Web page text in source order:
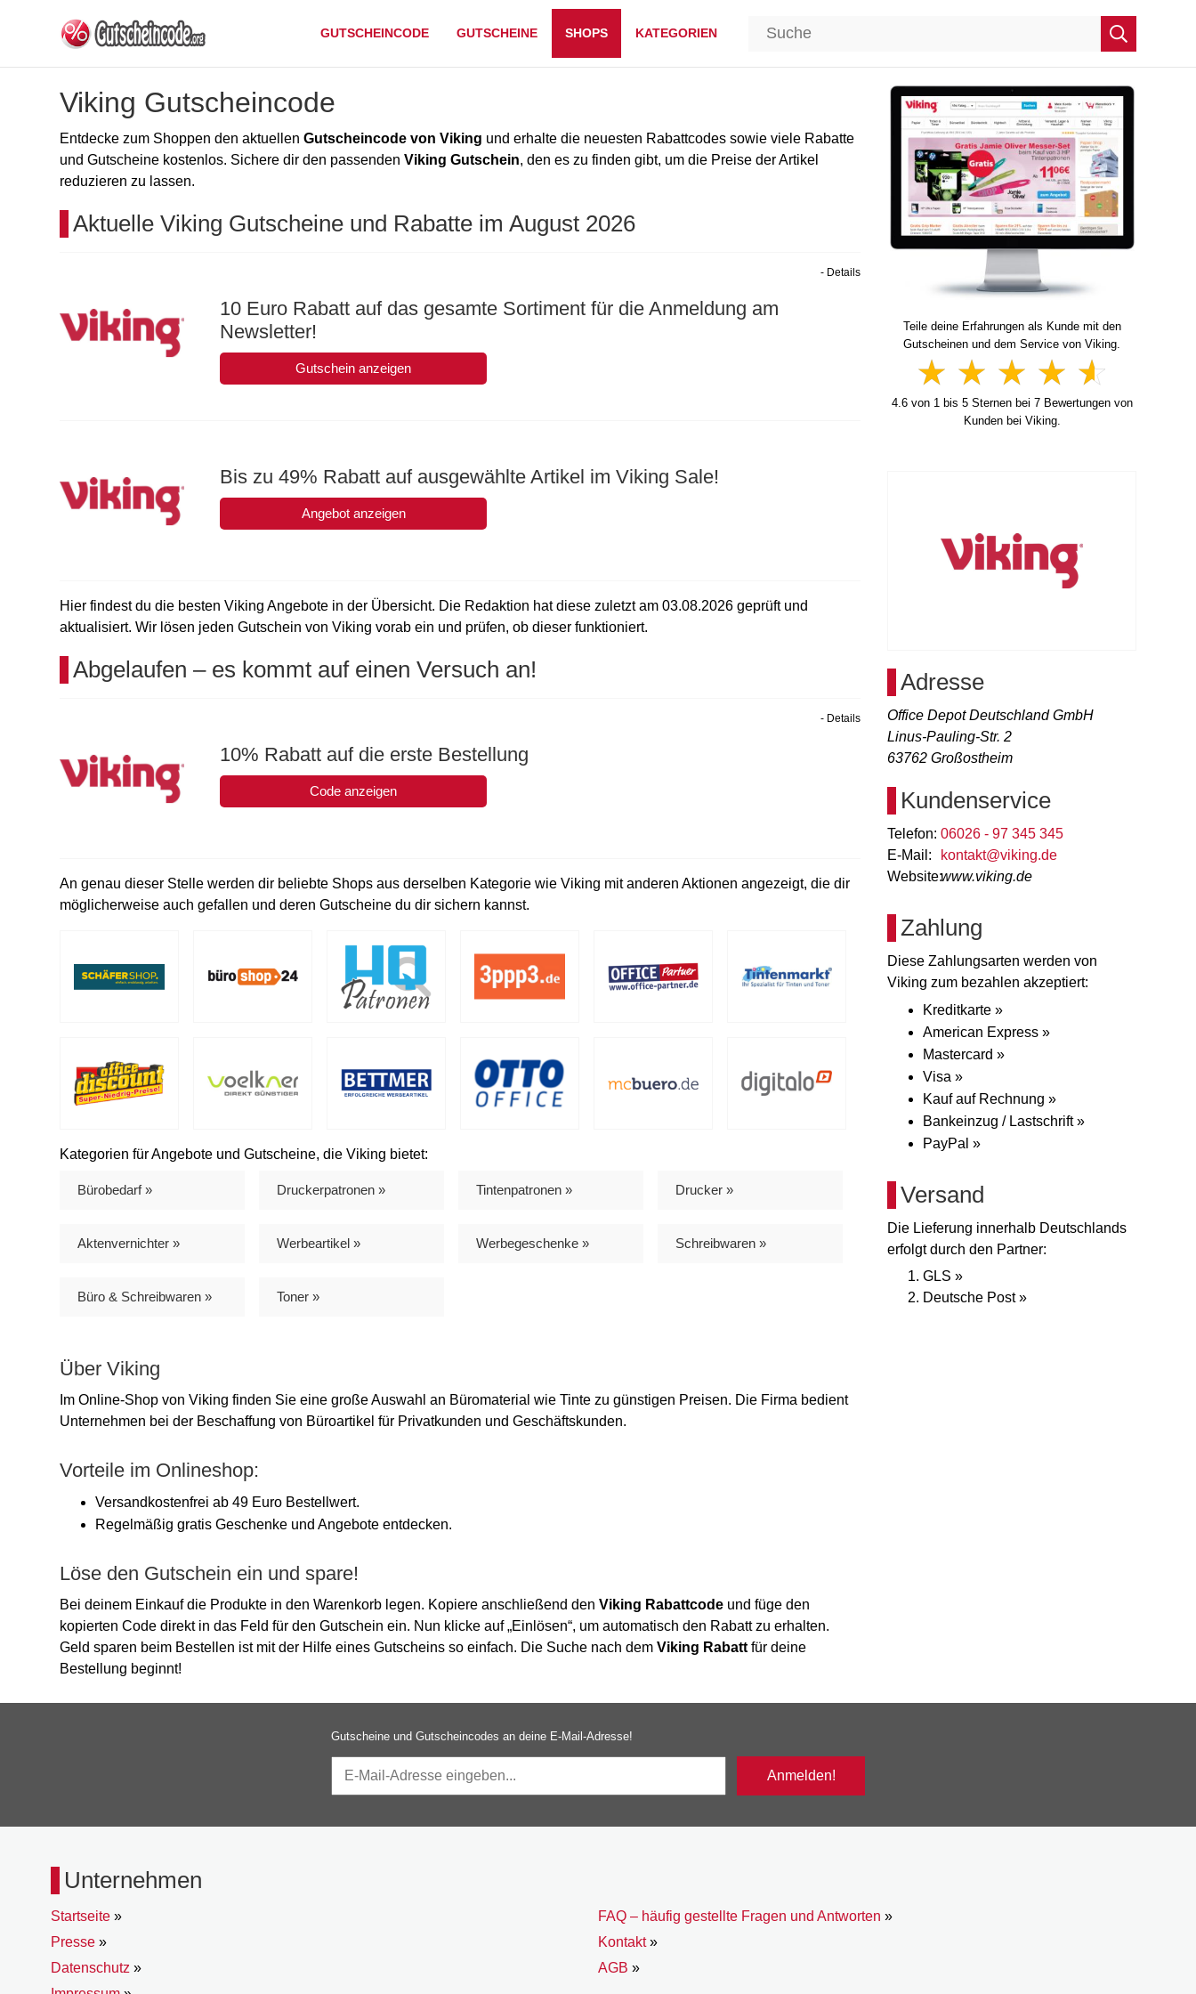
GUTSCHEINCODE GUTSCHEINE SHOPS KATEGORIEN
Viking Gutscheincode
Entdecke zum Shoppen den aktuellen Gutscheincode von Viking und erhalte die neuesten Rabattcodes sowie viele Rabatte
und Gutscheine kostenlos. Sichere dir den passenden Viking Gutschein, den es zu finden gibt, um die Preise der Artikel
reduzieren zu lassen.
Aktuelle Viking Gutscheine und Rabatte im August 2026
10 Euro Rabatt auf das gesamte Sortiment für die Anmeldung am
Newsletter!
Gutschein anzeigen
- Details
Bis zu 49% Rabatt auf ausgewählte Artikel im Viking Sale!
Angebot anzeigen
Hier findest du die besten Viking Angebote in der Übersicht. Die Redaktion hat diese zuletzt am 03.08.2026 geprüft und
aktualisiert. Wir lösen jeden Gutschein von Viking vorab ein und prüfen, ob dieser funktioniert.
Abgelaufen – es kommt auf einen Versuch an!
10% Rabatt auf die erste Bestellung
Code anzeigen
- Details
An genau dieser Stelle werden dir beliebte Shops aus derselben Kategorie wie Viking mit anderen Aktionen angezeigt, die dir
möglicherweise auch gefallen und deren Gutscheine du dir sichern kannst.
Kategorien für Angebote und Gutscheine, die Viking bietet:
Bürobedarf » Druckerpatronen » Tintenpatronen » Drucker »
Aktenvernichter » Werbeartikel » Werbegeschenke » Schreibwaren »
Büro & Schreibwaren » Toner »
Über Viking
Im Online-Shop von Viking finden Sie eine große Auswahl an Büromaterial wie Tinte zu günstigen Preisen. Die Firma bedient
Unternehmen bei der Beschaffung von Büroartikel für Privatkunden und Geschäftskunden.
Vorteile im Onlineshop:
Versandkostenfrei ab 49 Euro Bestellwert.
Regelmäßig gratis Geschenke und Angebote entdecken.
Löse den Gutschein ein und spare!
Bei deinem Einkauf die Produkte in den Warenkorb legen. Kopiere anschließend den Viking Rabattcode und füge den
kopierten Code direkt in das Feld für den Gutschein ein. Nun klicke auf „Einlösen“, um automatisch den Rabatt zu erhalten.
Geld sparen beim Bestellen ist mit der Hilfe eines Gutscheins so einfach. Die Suche nach dem Viking Rabatt für deine
Bestellung beginnt!
Teile deine Erfahrungen als Kunde mit den
Gutscheinen und dem Service von Viking.
4.6von 1bis 5Sternen bei 7Bewertungen von
Kunden bei Viking.
Adresse
Office Depot Deutschland GmbH
Linus-Pauling-Str. 2
63762 Großostheim
Kundenservice
Telefon: 06026 - 97 345 345
E-Mail:
kontakt@viking.de
Website:www.viking.de
Zahlung
Diese Zahlungsarten werden von
Viking zum bezahlen akzeptiert:
Kreditkarte »
American Express »
Mastercard »
Visa »
Kauf auf Rechnung »
Bankeinzug / Lastschrift »
PayPal »
Versand
Die Lieferung innerhalb Deutschlands
erfolgt durch den Partner:
GLS »
Deutsche Post »
Gutscheine und Gutscheincodes an deine E-Mail-Adresse!
Anmelden!
Unternehmen
Startseite » FAQ – häufig gestellte Fragen und Antworten »
Presse » Kontakt»
Datenschutz » AGB »